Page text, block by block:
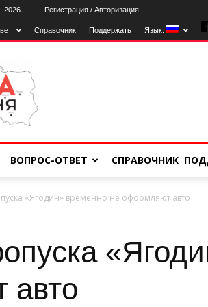
2026 Регистрация / Авторизация
Справочник Поддержать Язык:
ВОПРОС-ОТВЕТ СПРАВОЧНИК
«Ягодин» временно не оформляют авто
авто